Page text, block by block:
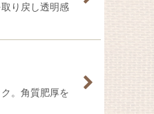
り戻し透明感
。角質肥厚を